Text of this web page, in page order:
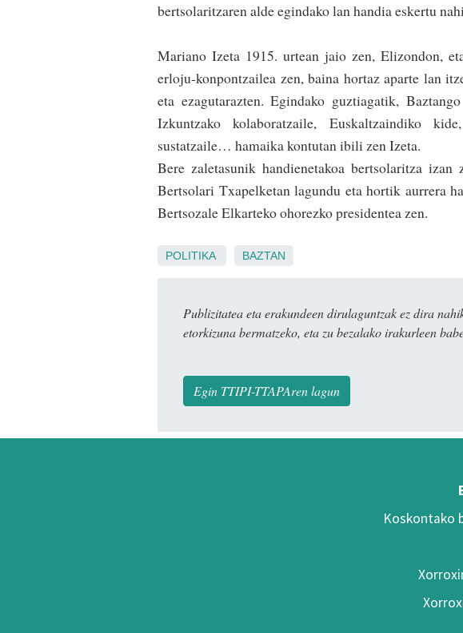
bertsolaritzaren alde egindako lan handia eskertu
Mariano Izeta 1915. urtean jaio zen, Elizondon,
erloju-konpon­tzailea zen, baina hortaz aparte lan
eta ezagutarazten. Egindako guztiagatik,
Izkuntzako kolaboratzaile, Euskaltzaindiko
sustatzaile… hamaika kontutan ibili zen Izeta.
Bere zaletasunik handienetakoa bertsolaritza
Bertsolari Txapelketan lagundu eta hortik aurrera
Bertsozale Elkarteko ohorezko presidentea zen.
POLITIKA BAZTAN
Publizitatea eta erakundeen dirulaguntzak ez dira
etorkizuna bermatzeko, eta zu bezalako irakurleen
Egin TTIPI-TTAPAren lagun
Koskontako